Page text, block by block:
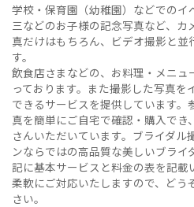
学校・保育園（幼稚園）などでのイ
三などのお子様の記念写真など、カ
真だけはもちろん、ビデオ撮影と並
す。
飲食店さまなどの、お料理・メニュ
っております。また撮影した写真を
できるサービスを提供しています。
真を簡単にご自宅で確認・購入でき
さんいただいています。ブライダ
ンならではの高品質な美しいブラ
記に基本サービスと料金の表を記載
柔軟にご対応いたしますので、どう
さい。